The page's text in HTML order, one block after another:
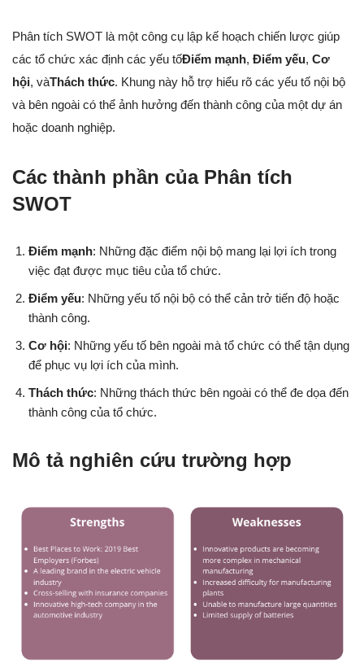
Phân tích SWOT là một công cụ lập kế hoạch chiến lược giúp
các tổ chức xác định các yếu tốĐiểm mạnh, Điểm yếu, Cơ
hội, vàThách thức. Khung này hỗ trợ hiểu rõ các yếu tố nội bộ
và bên ngoài có thể ảnh hưởng đến thành công của một dự án
hoặc doanh nghiệp.
Các thành phần của Phân tích
SWOT
Điểm mạnh: Những đặc điểm nội bộ mang lại lợi ích trong
việc đạt được mục tiêu của tổ chức.
Điểm yếu: Những yếu tố nội bộ có thể cản trở tiến độ hoặc
thành công.
Cơ hội: Những yếu tố bên ngoài mà tổ chức có thể tận dụng
để phục vụ lợi ích của mình.
Thách thức: Những thách thức bên ngoài có thể đe dọa đến
thành công của tổ chức.
Mô tả nghiên cứu trường hợp